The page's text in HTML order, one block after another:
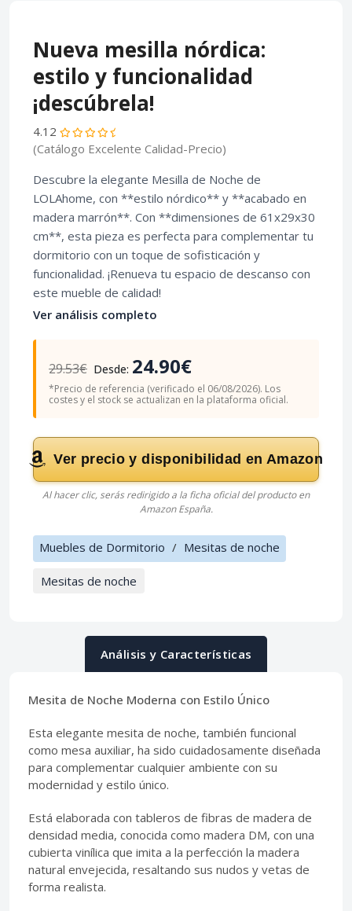
Nueva mesilla nórdica:
estilo y funcionalidad
¡descúbrela!
4.12
(Catálogo Excelente Calidad-Precio)
Descubre la elegante Mesilla de Noche de
LOLAhome, con **estilo nórdico** y **acabado en
madera marrón**. Con **dimensiones de 61x29x30
cm**, esta pieza es perfecta para complementar tu
dormitorio con un toque de sofisticación y
funcionalidad. ¡Renueva tu espacio de descanso con
este mueble de calidad!
Ver análisis completo
29.53€ Desde: 24.90€
*Precio de referencia (verificado el 06/08/2026). Los
costes y el stock se actualizan en la plataforma oficial.
Ver precio y disponibilidad en Amazon
Al hacer clic, serás redirigido a la ficha oficial del producto en
Amazon España.
Muebles de Dormitorio / Mesitas de noche
Mesitas de noche
Análisis y Características
Mesita de Noche Moderna con Estilo Único
Esta elegante mesita de noche, también funcional
como mesa auxiliar, ha sido cuidadosamente diseñada
para complementar cualquier ambiente con su
modernidad y estilo único.
Está elaborada con tableros de fibras de madera de
densidad media, conocida como madera DM, con una
cubierta vinílica que imita a la perfección la madera
natural envejecida, resaltando sus nudos y vetas de
forma realista.